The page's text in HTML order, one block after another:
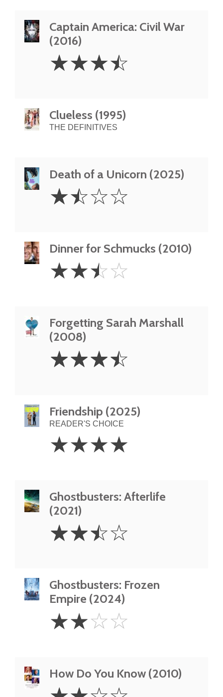
Captain America: Civil War
(2016)
3.5
Stars
☆☆☆☆
Clueless (1995)
THE DEFINITIVES
Death of a Unicorn (2025)
1.5
Stars
☆☆☆☆
Dinner for Schmucks (2010)
2.5
Stars
☆☆☆☆
Forgetting Sarah Marshall
(2008)
3.5
Stars
☆☆☆☆
Friendship (2025)
READER'S CHOICE
Stars
☆☆☆☆
Ghostbusters: Afterlife
(2021)
2.5
Stars
☆☆☆☆
Ghostbusters: Frozen
Empire (2024)
Stars
☆☆☆☆
How Do You Know (2010)